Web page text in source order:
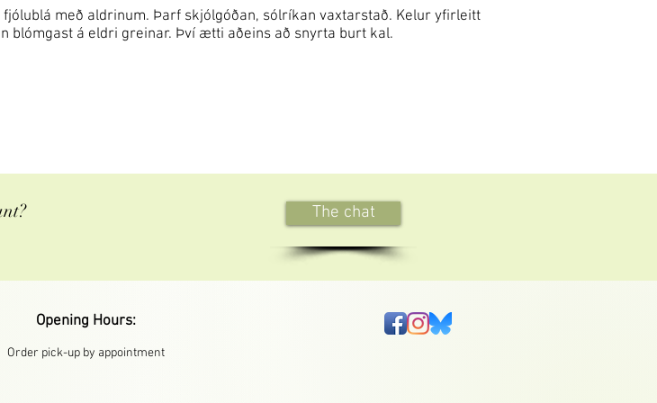
með aldrinum. Þarf skjólgóðan, sólríkan vaxtarstað. Kelur yfirleitt
blómgast á eldri greinar. Því ætti aðeins að snyrta burt kal.
The chat
Opening Hours:
Order pick-up by appointment